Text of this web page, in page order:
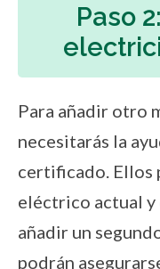
Paso
Para añadir otro
necesitarás la
certificado. Ellos
eléctrico actual
añadir un
podrán